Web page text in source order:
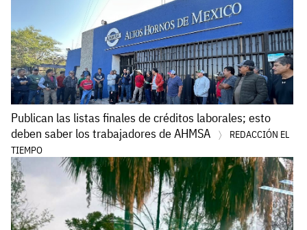
Publican las listas finales de créditos laborales; esto
deben saber los trabajadores de AHMSA
REDACCIÓN EL
TIEMPO